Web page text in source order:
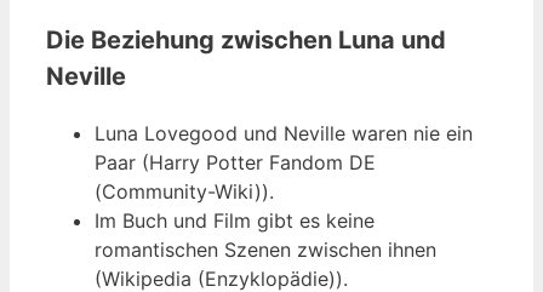
Die Beziehung zwischen Luna und
Neville
Luna Lovegood und Neville waren nie ein
Paar (Harry Potter Fandom DE
(Community-Wiki)).
Im Buch und Film gibt es keine
romantischen Szenen zwischen ihnen
(Wikipedia (Enzyklopädie)).